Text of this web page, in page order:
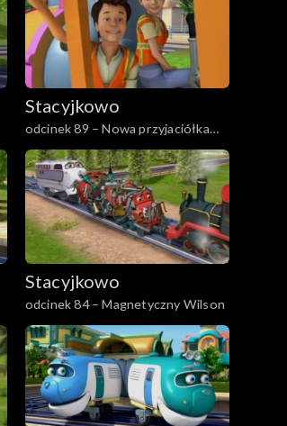
Stacyjkowo
odcinek 89 – Nowa przyjaciółka
Nutki
Stacyjkowo
odcinek 84 – Magnetyczny Wilson